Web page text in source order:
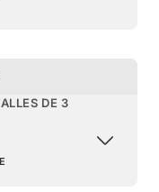
DE 3